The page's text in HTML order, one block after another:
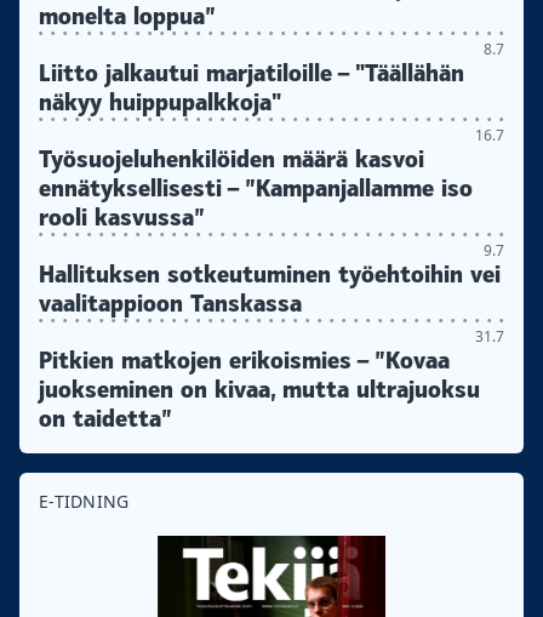
monelta loppua”
8.7
Liitto jalkautui marjatiloille – "Täällähän
näkyy huippupalkkoja"
16.7
Työsuojeluhenkilöiden määrä kasvoi
ennätyksellisesti – ”Kampanjallamme iso
rooli kasvussa”
9.7
Hallituksen sotkeutuminen työehtoihin vei
vaalitappioon Tanskassa
31.7
Pitkien matkojen erikoismies – ”Kovaa
juokseminen on kivaa, mutta ultrajuoksu
on taidetta”
E-TIDNING